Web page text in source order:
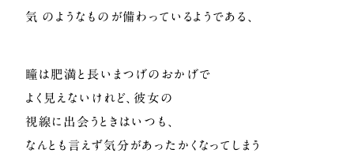
気 のようなものが備わっているようである、
瞳は肥満と長いまつげのおかげで
よく見えないけれど、彼女の
視線に出会うときはいつも、
なんとも言えず気分があったかくなってしまう